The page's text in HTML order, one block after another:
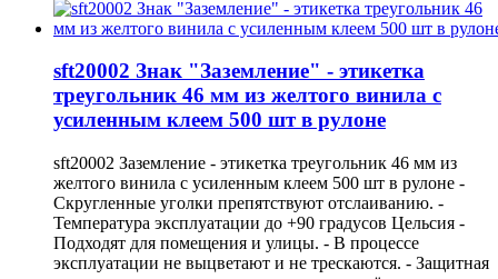
sft20002 Знак "Заземление" - этикетка
треугольник 46 мм из желтого винила с
усиленным клеем 500 шт в рулоне
sft20002 Заземление - этикетка треугольник 46 мм из
желтого винила с усиленным клеем 500 шт в рулоне -
Скругленные уголки препятствуют отслаиванию. -
Температура эксплуатации до +90 градусов Цельсия -
Подходят для помещения и улицы. - В процессе
эксплуатации не выцветают и не трескаются. - Защитная